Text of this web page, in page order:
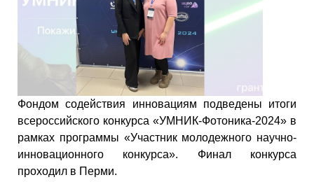
Фондом содействия инновациям подведены итоги
всероссийского конкурса «УМНИК-Фотоника-2024» в
рамках программы «Участник молодежного научно-
инновационного конкурса». Финал конкурса
проходил в Перми.